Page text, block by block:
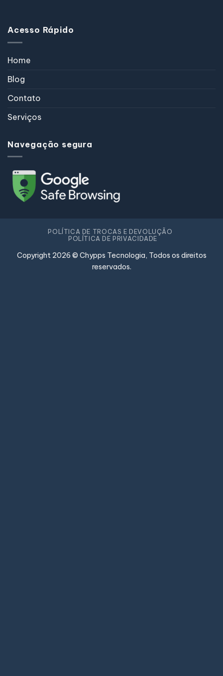
Acesso Rápido
Home
Blog
Contato
Serviços
Navegação segura
POLÍTICA DE TROCAS E DEVOLUÇÃO
POLÍTICA DE PRIVACIDADE
Copyright 2026 © Chypps Tecnologia, Todos os direitos
reservados.